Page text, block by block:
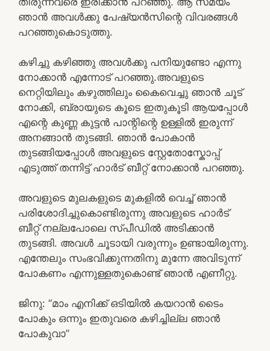
ഞാൻ അവൾക്കു പേഷ്യൻസിന്റെ വിവരങ്ങൾ
പറഞ്ഞുകൊടുത്തു.
കഴിച്ചു കഴിഞ്ഞു അവൾക്കു പനിയുണ്ടോ എന്നു
നോക്കാൻ എന്നോട് പറഞ്ഞു.അവളുടെ
നെറ്റിയിലും കഴുത്തിലും കൈവെച്ചു ഞാൻ ചൂട്
നോക്കി, ബ്രായുടെ കൂടെ ഇതുകൂടി ആയപ്പോൾ
എന്റെ കുണ്ണ കുട്ടൻ പാന്റിന്റെ ഉള്ളിൽ ഇരുന്ന്
അനങ്ങാൻ തുടങ്ങി. ഞാൻ പോകാൻ
തുടങ്ങിയപ്പോൾ അവളുടെ സ്റ്റേതോസ്കോപ്പ്
എടുത്ത് തന്നിട്ട് ഹാർട് ബീറ്റ് നോക്കാൻ പറഞ്ഞു.
അവളുടെ മുലകളുടെ മുകളിൽ വെച്ച് ഞാൻ
പരിശോദിച്ചുകൊണ്ടിരുന്നു അവളുടെ ഹാർട്
ബീറ്റ് നല്ലപോലെ സ്പീഡിൽ അടിക്കാൻ
തുടങ്ങി. അവൾ ചൂടായി വരുന്നും ഉണ്ടായിരുന്നു.
എന്തേലും സംഭവിക്കുന്നതിനു മുന്നേ അവിടുന്ന്
പോകണം എന്നുള്ളതുകൊണ്ട് ഞാൻ എണീറ്റു.
ജിനു: “മാം എനിക്ക് ഒടിയിൽ കയറാൻ ടൈം
പോകും ഒന്നും ഇതുവരെ കഴിച്ചില്ല ഞാൻ
പോകുവാ”